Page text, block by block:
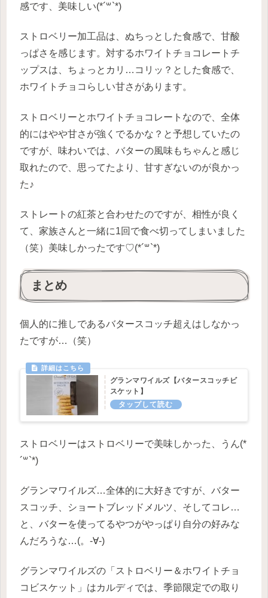
感です、美味しい(*´꒳`*)
ストロベリー加工品は、ぬちっとした食感で、甘酸
っぱさを感じます。対するホワイトチョコレートチ
ップスは、ちょっとカリ…コリッ？とした食感で、
ホワイトチョコらしい甘さがあります。
ストロベリーとホワイトチョコレートなので、全体
的にはやや甘さが強くでるかな？と予想していたの
ですが、味わいでは、バターの風味もちゃんと感じ
取れたので、思ってたより、甘すぎないのが良かっ
た♪
ストレートの紅茶と合わせたのですが、相性が良く
て、家族さんと一緒に1回で食べ切ってしまいました
（笑）美味しかったです♡(*´꒳`*)
まとめ
個人的に推しであるバタースコッチ超えはしなかっ
たですが…（笑）
グランマワイルズ【バタースコッチビ
スケット】
ストロベリーはストロベリーで美味しかった、うん(*
´꒳`*)
グランマワイルズ…全体的に大好きですが、バター
スコッチ、ショートブレッドメルツ、そしてコレ…
と、バターを使ってるやつがやっぱり自分の好みな
んだろうな…(。-∀-)
グランマワイルズの「ストロベリー＆ホワイトチョ
コビスケット」はカルディでは、季節限定での取り